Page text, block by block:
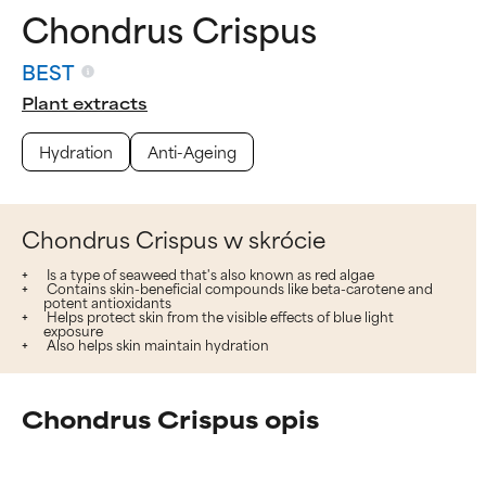
Chondrus Crispus
BEST
Plant extracts
Hydration
Anti-Ageing
Chondrus Crispus w skrócie
Is a type of seaweed that's also known as red algae
Contains skin-beneficial compounds like beta-carotene and
potent antioxidants
Helps protect skin from the visible effects of blue light
exposure
Also helps skin maintain hydration
Chondrus Crispus opis